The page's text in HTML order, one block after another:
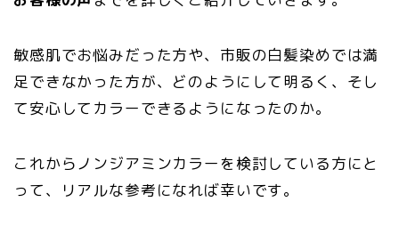
敏感肌でお悩みだった方や、市販の白髪染めでは満
足できなかった方が、どのようにして明るく、そし
て安心してカラーできるようになったのか。
これからノンジアミンカラーを検討している方にと
って、リアルな参考になれば幸いです。